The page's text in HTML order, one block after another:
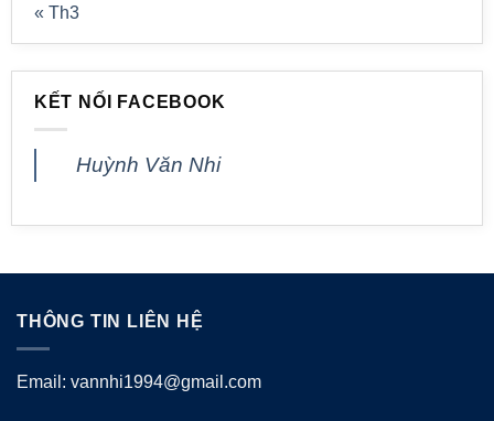
« Th3
KẾT NỐI FACEBOOK
Huỳnh Văn Nhi
THÔNG TIN LIÊN HỆ
Email: vannhi1994@gmail.com